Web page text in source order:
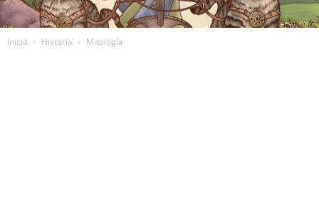
Inicio Historia Mitología